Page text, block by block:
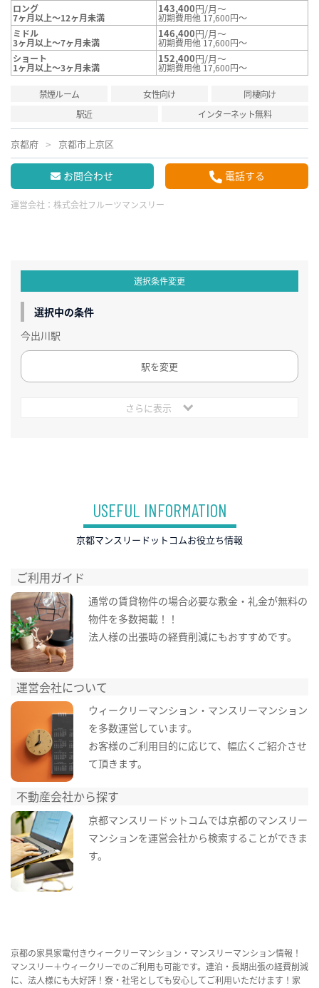
ロング
7ヶ月以上～12ヶ月未満
143,400円/月～
初期費用他 17,600円～
ミドル
3ヶ月以上～7ヶ月未満
146,400円/月～
初期費用他 17,600円～
ショート
1ヶ月以上～3ヶ月未満
152,400円/月～
初期費用他 17,600円～
禁煙ルーム 女性向け
同棲向け
駅近
インターネット無料
京都府 京都市上京区
お問合わせ 電話する
運営会社： 株式会社フルーツマンスリー
選択条件変更
選択中の条件
今出川駅
駅を変更
さらに表示
USEFUL INFORMATION
京都マンスリードットコムお役立ち情報
ご利用ガイド
通常の賃貸物件の場合必要な敷金・礼金が無料の
物件を多数掲載！！
法人様の出張時の経費削減にもおすすめです。
運営会社について
ウィークリーマンション・マンスリーマンション
を多数運営しています。
お客様のご利用目的に応じて、幅広くご紹介させ
て頂きます。
不動産会社から探す
京都マンスリードットコムでは京都のマンスリー
マンションを運営会社から検索することができま
す。
京都の家具家電付きウィークリーマンション・マンスリーマンション情報！
マンスリー＋ウィークリーでのご利用も可能です。連泊・長期出張の経費削減
に、法人様にも大好評！寮・社宅としても安心してご利用いただけます！家